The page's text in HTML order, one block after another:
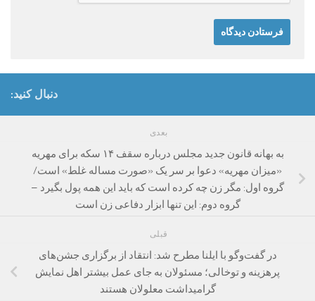
دنبال کنید:
بعدی
به بهانه قانون جدید مجلس درباره سقف ۱۴ سکه برای مهریه
«میزان مهریه» دعوا بر سر یک «صورت مساله غلط» است/
گروه اول: مگر زن چه کرده است که باید این همه پول بگیرد –
گروه دوم: این تنها ابزار دفاعی زن است
قبلی
در گفت‌وگو با ایلنا مطرح شد: انتقاد از برگزاری جشن‌های
پرهزینه و توخالی؛ مسئولان به جای عمل بیشتر اهل نمایش
گرامیداشت معلولان هستند